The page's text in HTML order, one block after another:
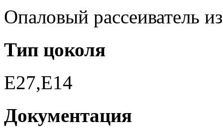
Опаловый рассеиватель
Тип цоколя
E27,E14
Документация